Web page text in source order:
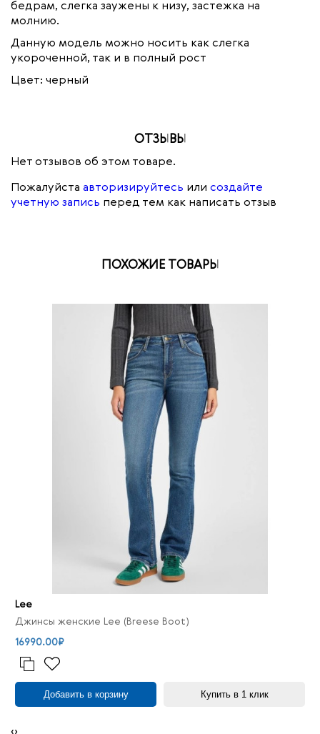
бедрам, слегка заужены к низу, застежка на
молнию.
Данную модель можно носить как слегка
укороченной, так и в полный рост
Цвет: черный
ОТЗЫВЫ
Нет отзывов об этом товаре.
Пожалуйста авторизируйтесь или создайте
учетную запись перед тем как написать отзыв
ПОХОЖИЕ ТОВАРЫ
Lee
Джинсы женские Lee (Breese Boot)
16990.00₽
Добавить в корзину Купить в 1 клик